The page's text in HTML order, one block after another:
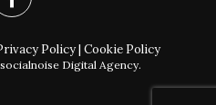
Policy| Cookie Policy
Digital Agency.